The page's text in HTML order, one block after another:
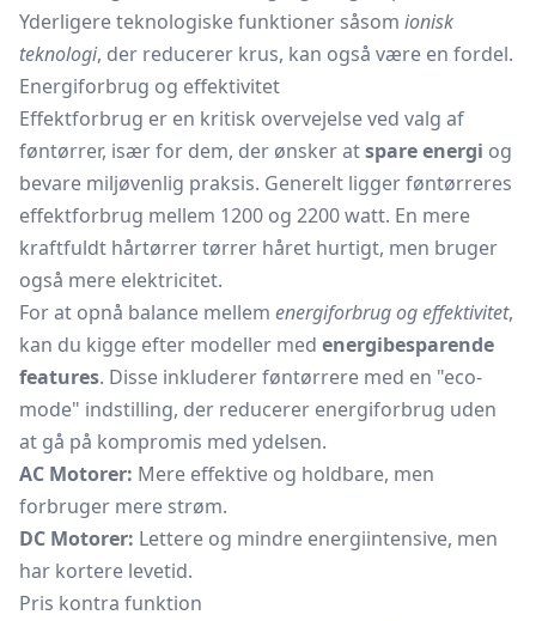
Yderligere teknologiske funktioner såsom ionisk
teknologi, der reducerer krus, kan også være en fordel.
Energiforbrug og effektivitet
Effektforbrug er en kritisk overvejelse ved valg af
føntørrer, især for dem, der ønsker atspare energi og
bevare miljøvenlig praksis. Generelt ligger føntørreres
effektforbrug mellem 1200 og 2200 watt. En mere
kraftfuldt hårtørrer tørrer håret hurtigt, men bruger
også mere elektricitet.
For at opnå balance mellem energiforbrug og effektivitet,
kan du kigge efter modeller med energibesparende
features. Disse inkluderer føntørrere med en "eco-
mode" indstilling, der reducerer energiforbrug uden
at gå på kompromis med ydelsen.
AC Motorer: Mere effektive og holdbare, men
forbruger mere strøm.
DC Motorer: Lettere og mindre energiintensive, men
har kortere levetid.
Pris kontra funktion